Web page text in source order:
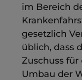
im Bereich
gesetzlich
üblich, dass
Zuschuss
Umbau der